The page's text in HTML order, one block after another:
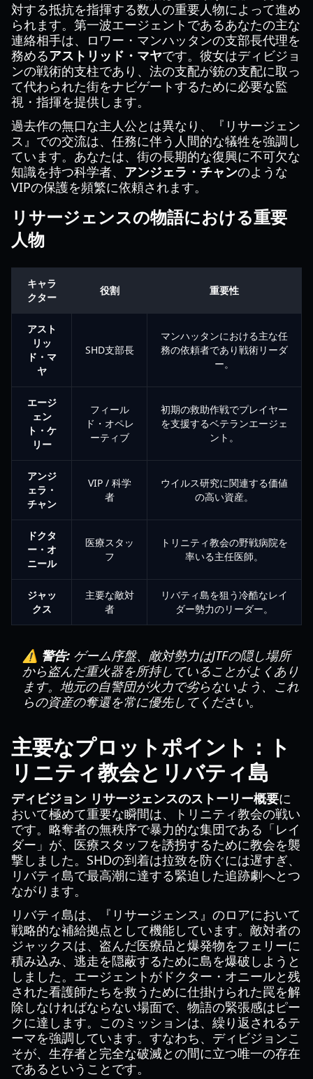
対する抵抗を指揮する数人の重要人物によって進め
られます。第一波エージェントであるあなたの主な
連絡相手は、ロワー・マンハッタンの支部長代理を
務めるアストリッド・マヤです。彼女はディビジョ
ンの戦術的支柱であり、法の支配が銃の支配に取っ
て代わられた街をナビゲートするために必要な監
視・指揮を提供します。
過去作の無口な主人公とは異なり、『リサージェン
ス』での交流は、任務に伴う人間的な犠牲を強調し
ています。あなたは、街の長期的な復興に不可欠な
知識を持つ科学者、 アンジェラ・チャンのような
VIPの保護を頻繁に依頼されます。
リサージェンスの物語における重要
人物
キャラ
クター
役割 重要性
アスト
リッ
ド・マ
ヤ
SHD支部長
マンハッタンにおける主な任
務の依頼者であり戦術リーダ
ー。
エージ
ェン
ト・ケ
リー
フィール
ド・オペレ
ーティブ
初期の救助作戦でプレイヤー
を支援するベテランエージェ
ント。
アンジ
ェラ・
チャン
VIP / 科学
者
ウイルス研究に関連する価値
の高い資産。
ドクタ
ー・オ
ニール
医療スタッ
フ
トリニティ教会の野戦病院を
率いる主任医師。
ジャッ
クス
主要な敵対
者
リバティ島を狙う冷酷なレイ
ダー勢力のリーダー。
⚠️ 警告: ゲーム序盤、敵対勢力はJTFの隠し場所
から盗んだ重火器を所持していることがよくあり
ます。地元の自警団が火力で劣らないよう、これ
らの資産の奪還を常に優先してください。
主要なプロットポイント：ト
リニティ教会とリバティ島
ディビジョン リサージェンスのストーリー概要に
おいて極めて重要な瞬間は、トリニティ教会の戦い
です。略奪者の無秩序で暴力的な集団である「レイ
ダー」が、医療スタッフを誘拐するために教会を襲
撃しました。SHDの到着は拉致を防ぐには遅すぎ、
リバティ島で最高潮に達する緊迫した追跡劇へとつ
ながります。
リバティ島は、『リサージェンス』のロアにおいて
戦略的な補給拠点として機能しています。敵対者の
ジャックスは、盗んだ医療品と爆発物をフェリーに
積み込み、逃走を隠蔽するために島を爆破しようと
しました。エージェントがドクター・オニールと残
された看護師たちを救うために仕掛けられた罠を解
除しなければならない場面で、物語の緊張感はピー
クに達します。このミッションは、繰り返されるテ
ーマを強調しています。すなわち、ディビジョンこ
そが、生存者と完全な破滅との間に立つ唯一の存在
であるということです。